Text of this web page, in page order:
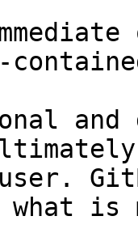
and
what